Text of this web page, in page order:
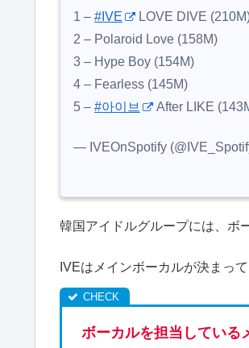
1 – #IVE
LOVE DIVE
2 – Polaroid Love (158M)
3 – Hype Boy (154M)
4 – Fearless (145M)
5 – #아이브 After LIKE
— IVEOnSpotify
韓国アイドルグループには、ボ
IVEはメインボーカルが決まっ
ボーカルを担当している